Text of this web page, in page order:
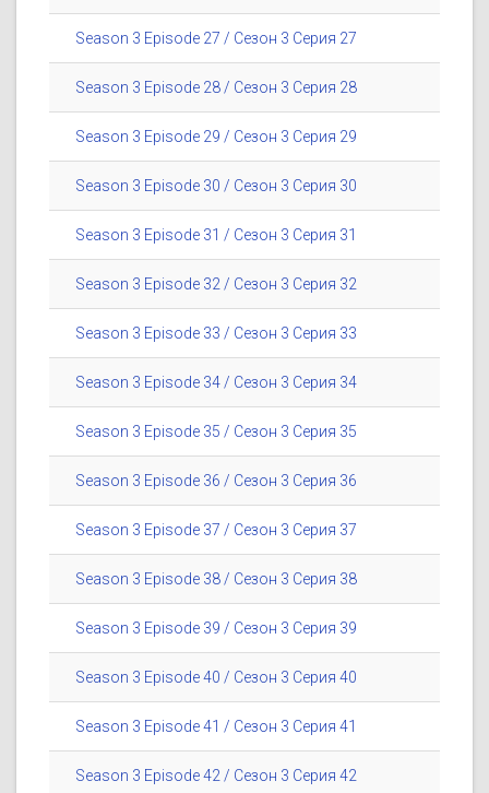
Season 3 Episode 27 / Сезон 3 Серия 27
Season 3 Episode 28 / Сезон 3 Серия 28
Season 3 Episode 29 / Сезон 3 Серия 29
Season 3 Episode 30 / Сезон 3 Серия 30
Season 3 Episode 31 / Сезон 3 Серия 31
Season 3 Episode 32 / Сезон 3 Серия 32
Season 3 Episode 33 / Сезон 3 Серия 33
Season 3 Episode 34 / Сезон 3 Серия 34
Season 3 Episode 35 / Сезон 3 Серия 35
Season 3 Episode 36 / Сезон 3 Серия 36
Season 3 Episode 37 / Сезон 3 Серия 37
Season 3 Episode 38 / Сезон 3 Серия 38
Season 3 Episode 39 / Сезон 3 Серия 39
Season 3 Episode 40 / Сезон 3 Серия 40
Season 3 Episode 41 / Сезон 3 Серия 41
Season 3 Episode 42 / Сезон 3 Серия 42